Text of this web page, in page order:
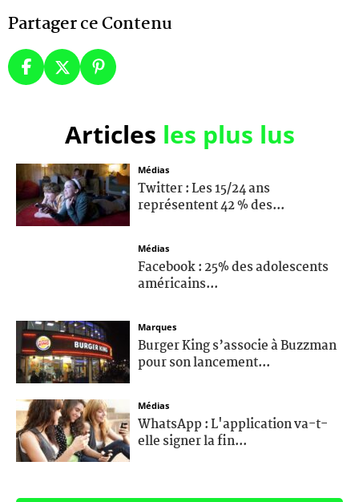
Partager ce Contenu
Articles les plus lus
Médias
Twitter : Les 15/24 ans
représentent 42 % des...
Médias
Facebook : 25% des adolescents
américains...
Marques
Burger King s’associe à Buzzman
pour son lancement...
Médias
WhatsApp : L'application va-t-
elle signer la fin...